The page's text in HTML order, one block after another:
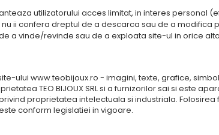
utilizatorului acces limitat, in interes
nu ii confera dreptul de a descarca sau de a
a vinde/revinde sau de a exploata site-ul in orice
ului www.teobijoux.ro - imagini, texte, grafice,
TEO BIJOUX SRL si a furnizorilor sai si este
proprietatea intelectuala si industriala. Folosirea
conform legislatiei in vigoare.